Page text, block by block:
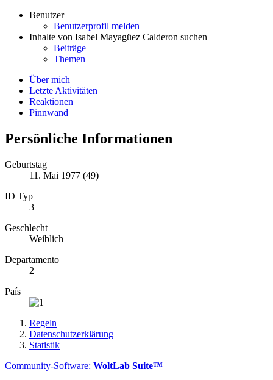
Benutzer
Benutzerprofil melden
Inhalte von Isabel Mayagüez Calderon suchen
Beiträge
Themen
Über mich
Letzte Aktivitäten
Reaktionen
Pinnwand
Persönliche Informationen
Geburtstag
11. Mai 1977 (49)
ID Typ
3
Geschlecht
Weiblich
Departamento
2
País
Regeln
Datenschutzerklärung
Statistik
Community-Software: WoltLab Suite™